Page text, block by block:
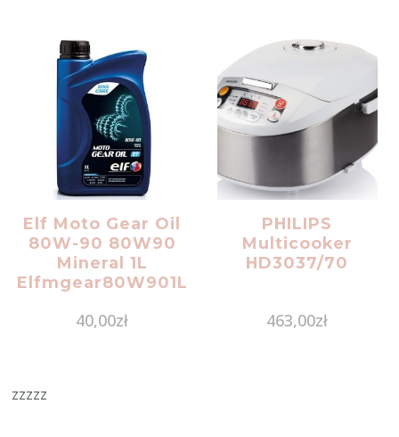
Elf Moto Gear Oil
80W-90 80W90
Mineral 1L
Elfmgear80W901L
40,00zł
PHILIPS
Multicooker
HD3037/70
463,00zł
zzzzz